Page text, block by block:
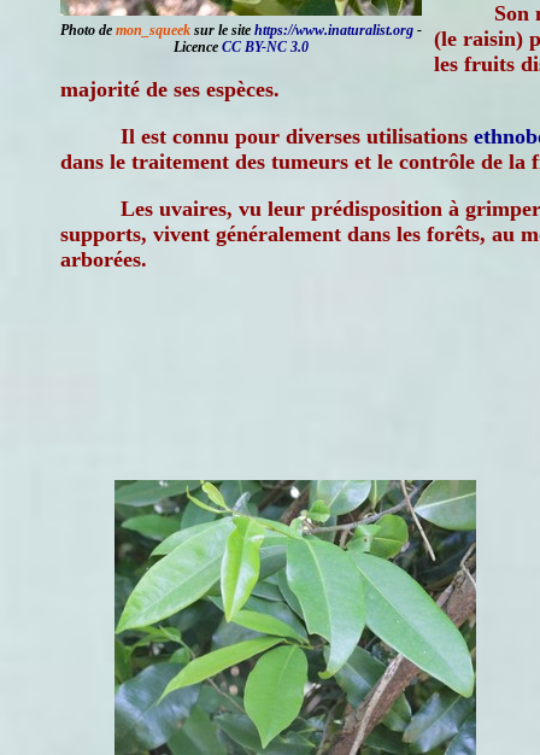
Photo de mon_squeek sur le site https://www.inaturalist.org -
Licence CC BY-NC 3.0
Son
(le raisin)
les fruits
majorité de ses espèces.
Il est connu pour diverses utilisations
dans le traitement des tumeurs et le contrôle de la
Les uvaires, vu leur prédisposition à
supports, vivent généralement dans les forêts, au
arborées.